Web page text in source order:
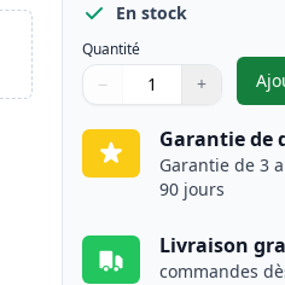
En stock
Quantité
Quantité
Utilisez les boutons
− +
Quantité
Garantie de
Garantie de 3
90 jours
Livraison
commandes